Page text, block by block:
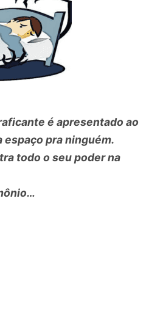
é apresentado ao
espaço pra ninguém.
todo o seu poder na